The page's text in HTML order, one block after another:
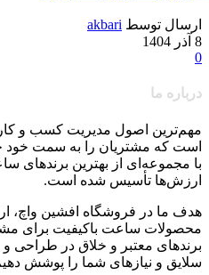
ارسال توسط akbari
8 آذر 1404
0
درباره ما
مهم‌ترین اصول مدیریت کسب و
است که مشتریان را به سمت خود
با مجموعه‌ای از بهترین برندهای
ارزش‌ها تأسیس شده است.
هدف ما در فروشگاه افشین واچ،
محصولات ساعت باکیفیت برای
برندهای معتبر و خلاق در
سلایق و نیازهای شما را پوشش